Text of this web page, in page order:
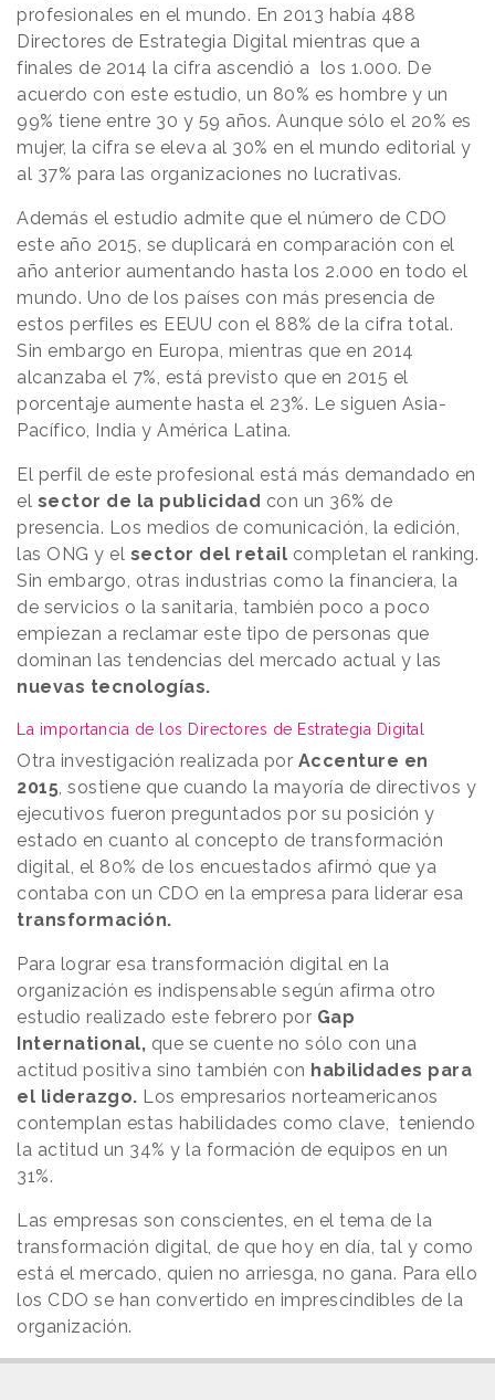
profesionales en el mundo. En 2013 había 488
Directores de Estrategia Digital mientras que a
finales de 2014 la cifra ascendió a los 1.000. De
acuerdo con este estudio, un 80% es hombre y un
99% tiene entre 30 y 59 años. Aunque sólo el 20% es
mujer, la cifra se eleva al 30% en el mundo editorial y
al 37% para las organizaciones no lucrativas.
Además el estudio admite que el número de CDO
este año 2015, se duplicará en comparación con el
año anterior aumentando hasta los 2.000 en todo el
mundo. Uno de los países con más presencia de
estos perfiles es EEUU con el 88% de la cifra total.
Sin embargo en Europa, mientras que en 2014
alcanzaba el 7%, está previsto que en 2015 el
porcentaje aumente hasta el 23%. Le siguen Asia-
Pacífico, India y América Latina.
El perfil de este profesional está más demandado en
el sector de la publicidad con un 36% de
presencia. Los medios de comunicación, la edición,
las ONG y el sector del retail completan el ranking.
Sin embargo, otras industrias como la financiera, la
de servicios o la sanitaria, también poco a poco
empiezan a reclamar este tipo de personas que
dominan las tendencias del mercado actual y las
nuevas tecnologías.
La importancia de los Directores de Estrategia Digital
Otra investigación realizada por Accenture en
2015 , sostiene que cuando la mayoría de directivos y
ejecutivos fueron preguntados por su posición y
estado en cuanto al concepto de transformación
digital, el 80% de los encuestados afirmó que ya
contaba con un CDO en la empresa para liderar esa
transformación.
Para lograr esa transformación digital en la
organización es indispensable según afirma otro
estudio realizado este febrero por Gap
International, que se cuente no sólo con una
actitud positiva sino también con habilidades para
el liderazgo. Los empresarios norteamericanos
contemplan estas habilidades como clave, teniendo
la actitud un 34% y la formación de equipos en un
31%.
Las empresas son conscientes, en el tema de la
transformación digital, de que hoy en día, tal y como
está el mercado, quien no arriesga, no gana. Para ello
los CDO se han convertido en imprescindibles de la
organización.